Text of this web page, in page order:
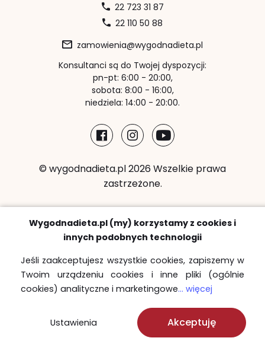
22 723 31 87
22 110 50 88
zamowienia@wygodnadieta.pl
Konsultanci są do Twojej dyspozycji:
pn-pt: 6:00 - 20:00,
sobota: 8:00 - 16:00,
niedziela: 14:00 - 20:00.
© wygodnadieta.pl 2026 Wszelkie prawa
zastrzeżone.
Metody płatności:
Strefy bezpłatnych dostaw
Sprawdź
Wygodnadieta.pl (my) korzystamy z cookies i
innych podobnych technologii
Jeśli zaakceptujesz wszystkie cookies, zapiszemy w
Twoim urządzeniu cookies i inne pliki (ogólnie
cookies) analityczne i marketingowe... więcej
Ustawienia Akceptuję